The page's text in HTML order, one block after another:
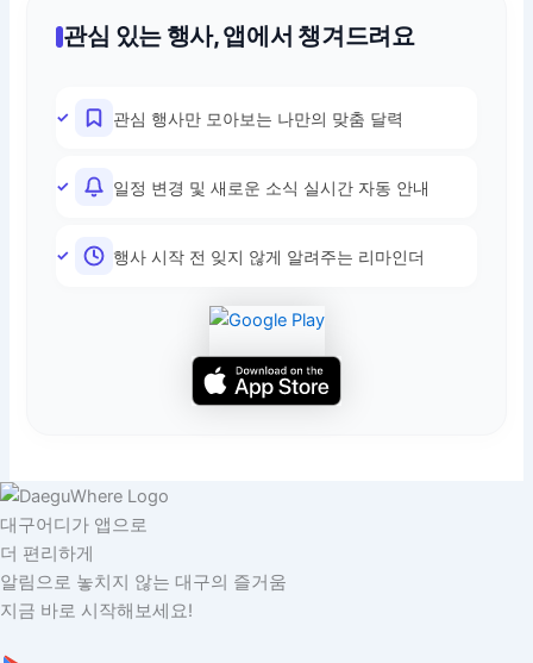
관심 있는 행사, 앱에서 챙겨드려요
관심 행사만 모아보는 나만의 맞춤 달력
일정 변경 및 새로운 소식 실시간 자동 안내
행사 시작 전 잊지 않게 알려주는 리마인더
대구어디가 앱으로
더 편리하게
알림으로 놓치지 않는 대구의 즐거움
지금 바로 시작해보세요!